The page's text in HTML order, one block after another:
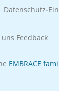
Datenschutz-
uns Feedback
EMBRACE